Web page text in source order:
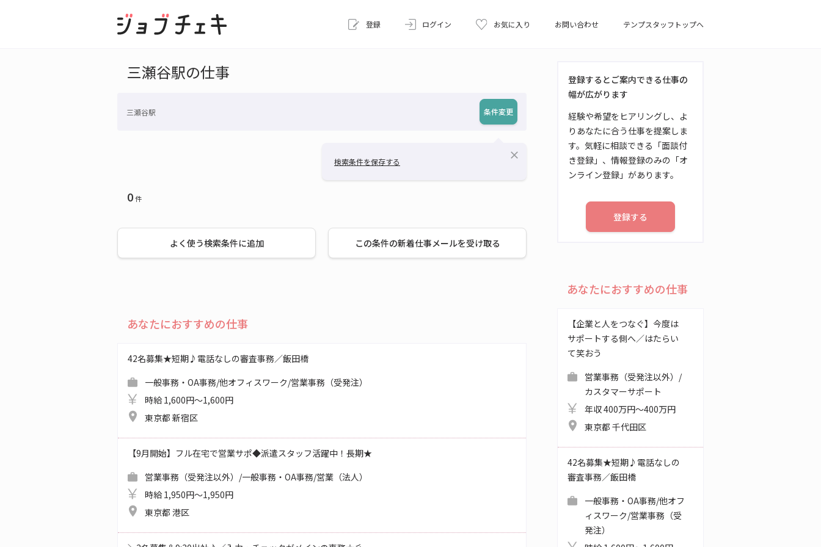
登録 ログイン お気に入り お問い合わせ テンプスタッフトップへ
三瀬谷駅の仕事
三瀬谷駅 条件変更
検索条件を保存する
close
0件
よく使う検索条件に追加 この条件の新着仕事メールを受け取る
あなたにおすすめの仕事
42名募集★短期♪電話なしの審査事務／飯田橋
一般事務・OA事務/他オフィスワーク/営業事務（受発注）
時給 1,600円～1,600円
東京都 新宿区
【9月開始】フル在宅で営業サポ◆派遣スタッフ活躍中！長期★
営業事務（受発注以外）/一般事務・OA事務/営業（法人）
時給 1,950円～1,950円
東京都 港区
登録するとご案内できる仕事の
幅が広がります
経験や希望をヒアリングし、よ
りあなたに合う仕事を提案しま
す。気軽に相談できる「面談付
き登録」、情報登録のみの「オ
ンライン登録」があります。
登録する
あなたにおすすめの仕事
【企業と人をつなぐ】今度は
サポートする側へ／はたらい
て笑おう
営業事務（受発注以外）/
カスタマーサポート
年収 400万円～400万円
東京都 千代田区
42名募集★短期♪電話なしの
審査事務／飯田橋
一般事務・OA事務/他オフ
ィスワーク/営業事務（受
発注）